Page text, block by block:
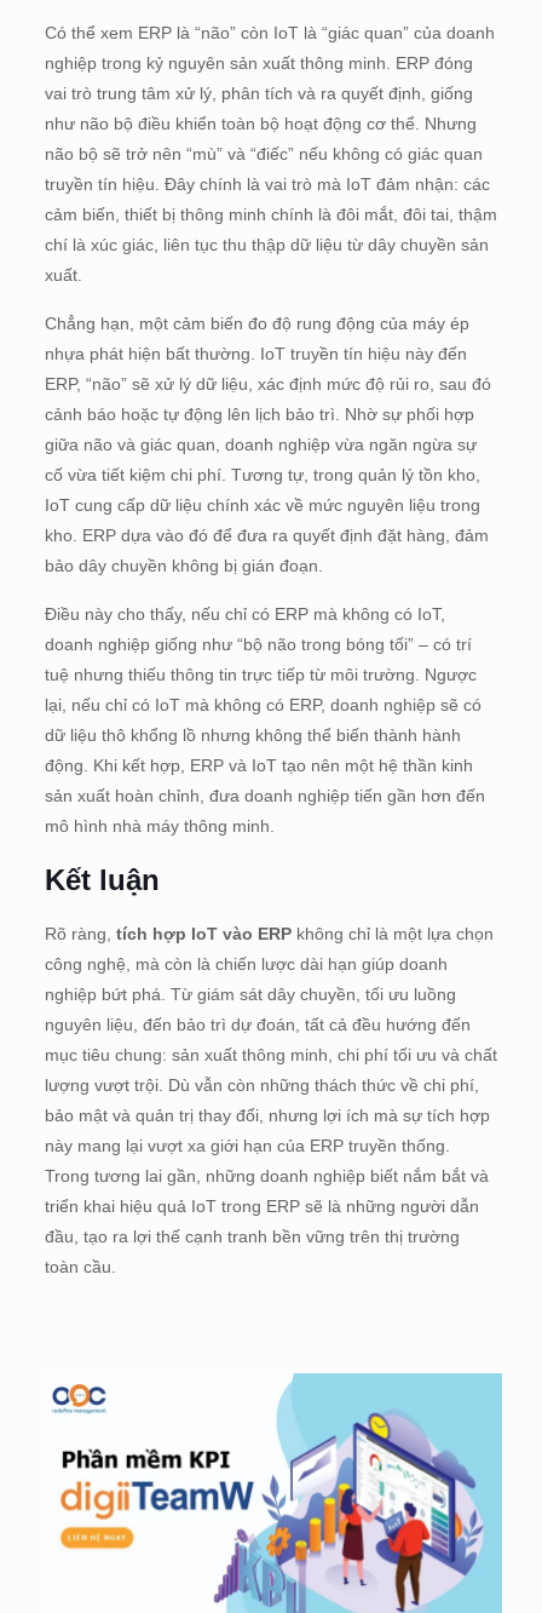
Có thể xem ERP là “não” còn IoT là “giác quan” của doanh
nghiệp trong kỷ nguyên sản xuất thông minh. ERP đóng
vai trò trung tâm xử lý, phân tích và ra quyết định, giống
như não bộ điều khiển toàn bộ hoạt động cơ thể. Nhưng
não bộ sẽ trở nên “mù” và “điếc” nếu không có giác quan
truyền tín hiệu. Đây chính là vai trò mà IoT đảm nhận: các
cảm biến, thiết bị thông minh chính là đôi mắt, đôi tai, thậm
chí là xúc giác, liên tục thu thập dữ liệu từ dây chuyền sản
xuất.
Chẳng hạn, một cảm biến đo độ rung động của máy ép
nhựa phát hiện bất thường. IoT truyền tín hiệu này đến
ERP, “não” sẽ xử lý dữ liệu, xác định mức độ rủi ro, sau đó
cảnh báo hoặc tự động lên lịch bảo trì. Nhờ sự phối hợp
giữa não và giác quan, doanh nghiệp vừa ngăn ngừa sự
cố vừa tiết kiệm chi phí. Tương tự, trong quản lý tồn kho,
IoT cung cấp dữ liệu chính xác về mức nguyên liệu trong
kho. ERP dựa vào đó để đưa ra quyết định đặt hàng, đảm
bảo dây chuyền không bị gián đoạn.
Điều này cho thấy, nếu chỉ có ERP mà không có IoT,
doanh nghiệp giống như “bộ não trong bóng tối” – có trí
tuệ nhưng thiếu thông tin trực tiếp từ môi trường. Ngược
lại, nếu chỉ có IoT mà không có ERP, doanh nghiệp sẽ có
dữ liệu thô khổng lồ nhưng không thể biến thành hành
động. Khi kết hợp, ERP và IoT tạo nên một hệ thần kinh
sản xuất hoàn chỉnh, đưa doanh nghiệp tiến gần hơn đến
mô hình nhà máy thông minh.
Kết luận
Rõ ràng, tích hợp IoT vào ERPkhông chỉ là một lựa chọn
công nghệ, mà còn là chiến lược dài hạn giúp doanh
nghiệp bứt phá. Từ giám sát dây chuyền, tối ưu luồng
nguyên liệu, đến bảo trì dự đoán, tất cả đều hướng đến
mục tiêu chung: sản xuất thông minh, chi phí tối ưu và chất
lượng vượt trội. Dù vẫn còn những thách thức về chi phí,
bảo mật và quản trị thay đổi, nhưng lợi ích mà sự tích hợp
này mang lại vượt xa giới hạn của ERP truyền thống.
Trong tương lai gần, những doanh nghiệp biết nắm bắt và
triển khai hiệu quả IoT trong ERP sẽ là những người dẫn
đầu, tạo ra lợi thế cạnh tranh bền vững trên thị trường
toàn cầu.